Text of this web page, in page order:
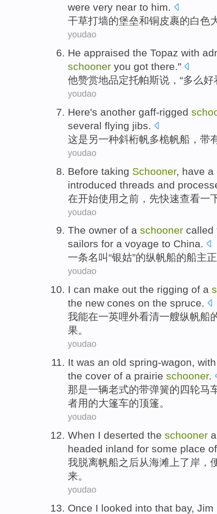
were very near to him.
干草打墙的堡垒和铜皮裹的白色
youdao
He appraised the Topaz with
schooner you got there."
他赞赏地品定托帕斯说，“多么
youdao
Here's another gaff-rigged
several flying jibs.
这是另一种斜桁帆多桅帆船 ，带
youdao
Before taking Schooner, have a
introduced threads and
在开始使用 之前 ， 先快速查看一
youdao
The owner of a schooner called
sailors for a voyage to China.
一条名叫“银姑”的纵帆船的船主正
youdao
I can make out the rigging of a
the new cones on the spruce.
我能在一英哩外看清一艘纵帆船
果。
youdao
It was an old spring-wagon,
the cover of a prairie schooner.
那是一辆老式的带弹簧的四轮马
者用的大篷车的顶篷。
youdao
When I deserted the schooner
headed inland for some place
我脱离帆船之后从海滩上了 岸 ，
来。
youdao
Once I looked into that bay, Jim